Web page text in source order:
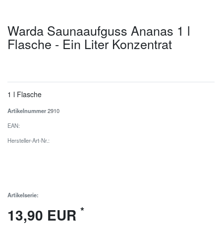
Warda Saunaaufguss Ananas 1 l
Flasche - Ein Liter Konzentrat
1 l Flasche
Artikelnummer2910
EAN:
Hersteller-Art-Nr.:
Artikelserie:
13,90 EUR *